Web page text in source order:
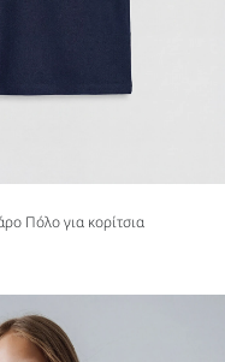
Πόλο για κορίτσια